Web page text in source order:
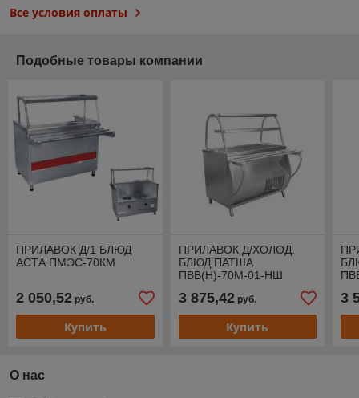
Все условия оплаты
Подобные товары компании
ПРИЛАВОК Д/1 БЛЮД
АСТА ПМЭС-70КМ
2 050,52 руб.
Купить
ПРИЛАВОК Д/ХОЛОД.
БЛЮД ПАТША
ПВВ(Н)-70М-01-НШ
3 875,42руб.
Купить
3
О нас